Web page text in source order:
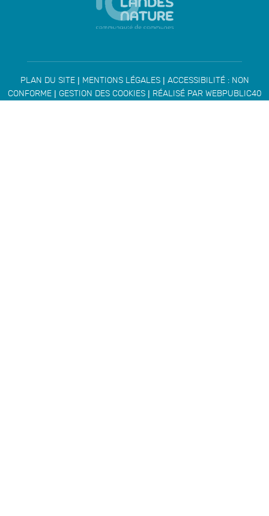
PLAN DU SITE| MENTIONS LÉGALES| ACCESSIBILITÉ : NON
CONFORME| GESTION DES COOKIES| RÉALISÉ PAR WEBPUBLIC40